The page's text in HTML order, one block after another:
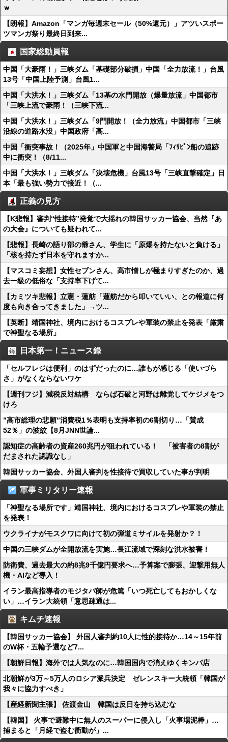
ｗ
【朗報】Amazon「マンガ毎週末セール（50%還元）」アツいスポー
ツマンガ祭り最終日到来...
国家総動員報
中国「大豪雨！」三峡ダム「基礎部分破損」中国「全力放流！」台風
13号「中国上陸予測」台風1...
中国「大洪水！」三峡ダム「13基の水門開放（爆量放流」中国都市
「三峡上流で豪雨！（三峡下流...
中国「大洪水！」三峡ダム「9門開放！（全力放流」中国都市「三峡
沿線の道路水没」中国政府「高...
中国「衝突事故！（2025年」中国軍と中国海警局「ﾌｨﾘﾋﾟﾝ船の追跡
中に衝突！（8/11...
中国「大洪水！」三峡ダム「決壊危機」台風13号「三峡直撃確定」日
本「最も強い勢力で接近！（...
正義の見方
【K悲報】審判“性接待”発覚で大揺れの韓国サッカー協会、当然『あ
の大会』についても疑われて...
【悲報】長崎の語り部の爺さん、学生に「原爆を持たないと負ける」
「核を持たず日本を守れますか...
【マスコミ妄想】女性セブンさん、高市憎しが極まりすぎたのか、過
去一級の低俗な「支持率下げて...
【カミツキ悲報】立憲・蓮舫「蓮舫だから叩いていい、との報道に何
度も向き合ってきました」→ツ...
【英断】靖国神社、境内におけるコスプレや軍装の禁止を発表「厳粛
で神聖なる場所」
日本第一！ニュース録
「セルフレジは便利」のはずだったのに…誰もが感じる「使いづら
さ」がなくならないワケ
【週刊フジ】減税反対結構 ならば石破と河野は離党してケジメをつ
けろ
”高市総理の悲願”消費税1％表明も支持率初の6割切り…「賛成
52％」の波紋【8月JNN世論...
認知症の高齢者の資産260兆円が狙われている！ 「被害者の8割が
だまされた認識なし」
韓国サッカー協会、外国人審判を性接待で買収していた事が判明
軍事ミリタリー速報
「神聖なる場所です」靖国神社、境内におけるコスプレや軍装の禁止
を発表！
ウクライナがモスクワに向けて初の弾道ミサイルを発射か？！
中国の三峡ダムが全開放流を実施…長江流域で深刻な洪水被害！
防衛費、過去最大の約8兆9千億円要求へ…予算案で膨張、迎撃用無人
機・AIなど導入！
イラン最高指導者のモジタバ師が危篤「いつ死亡してもおかしくな
い」…イラン大統領「意思疎通は...
キムチ速報
【韓国サッカー協会】 外国人審判約10人に性的接待か…14～15年前
のW杯・五輪予選など7...
【朝鮮日報】海外では人気なのに…韓国国内で消えゆくキンパ店
北朝鮮が3万～5万人のロシア派兵決定 ゼレンスキー大統領「韓国が
我々に協力すべき」
【産経新聞主張】 佐渡金山 韓国は反日を持ち込むな
【韓国】 火事で避難中に無人のスーパーに侵入し「火事場泥棒」…
捕まると「月経で盗む衝動が」...